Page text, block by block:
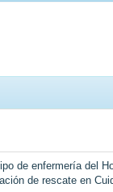
de enfermería del
de rescate en